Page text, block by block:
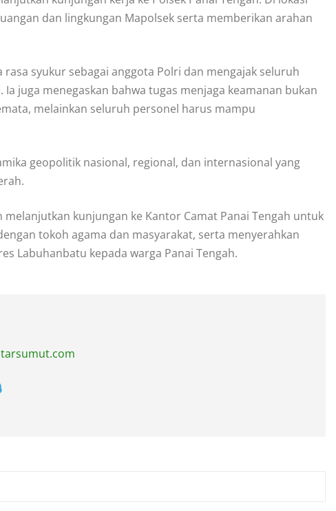
dan lingkungan Mapolsek serta memberikan arahan
syukur sebagai anggota Polri dan mengajak seluruh
juga menegaskan bahwa tugas menjaga keamanan bukan
melainkan seluruh personel harus mampu
geopolitik nasional, regional, dan internasional yang
kunjungan ke Kantor Camat Panai Tengah untuk
tokoh agama dan masyarakat, serta menyerahkan
Labuhanbatu kepada warga Panai Tengah.